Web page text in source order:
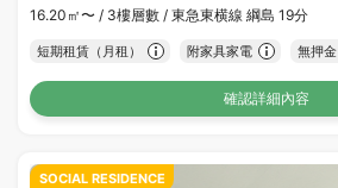
16.20㎡〜 / 3樓層數 / 東急東横線 綱島 19分
短期租賃（月租） 附家具家電 無押金
確認詳細內容
SOCIAL RESIDENCE